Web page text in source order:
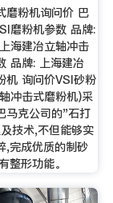
磨粉机询问价 巴
磨粉机参数 品牌:
海建冶立轴冲击
品牌: 上海建冶
机 询问价VSI砂粉
冲击式磨粉机)采
马克公司的"石打
技术,不但能够实
,完成优质的制砂
整形功能。